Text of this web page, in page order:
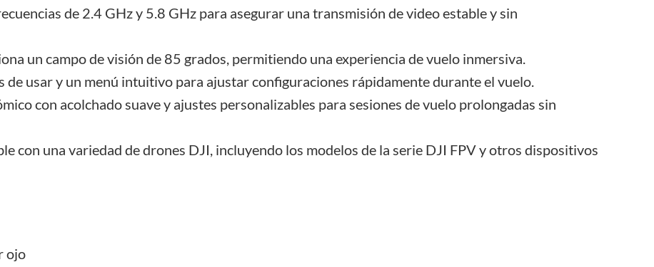
de 2.4 GHz y 5.8 GHz para asegurar una transmisión de video estable y sin
un campo de visión de 85 grados, permitiendo una experiencia de vuelo inmersiva.
de usar y un menú intuitivo para ajustar configuraciones rápidamente durante el vuelo.
con acolchado suave y ajustes personalizables para sesiones de vuelo prolongadas sin
con una variedad de drones DJI, incluyendo los modelos de la serie DJI FPV y otros dispositivos
ojo